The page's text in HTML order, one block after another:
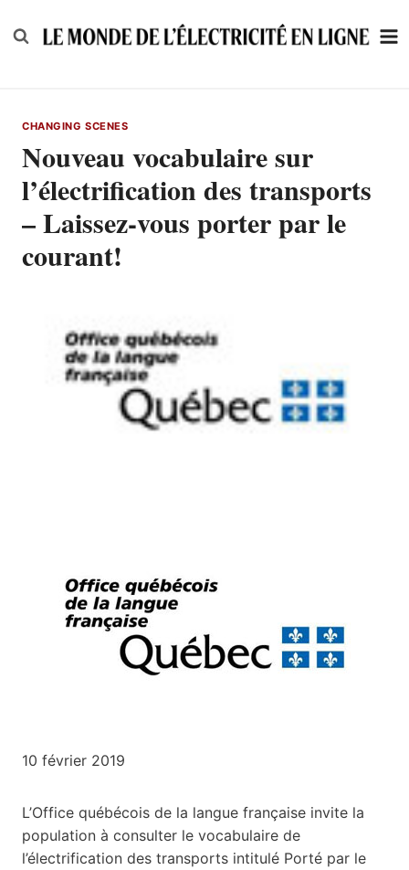
to
CHANGING SCENES
Nouveau vocabulaire sur
l’électrification des transports
– Laissez-vous porter par le
courant!
10 février 2019
L’Office québécois de la langue française invite la
population à consulter le vocabulaire de
l’électrification des transports intitulé Porté par le